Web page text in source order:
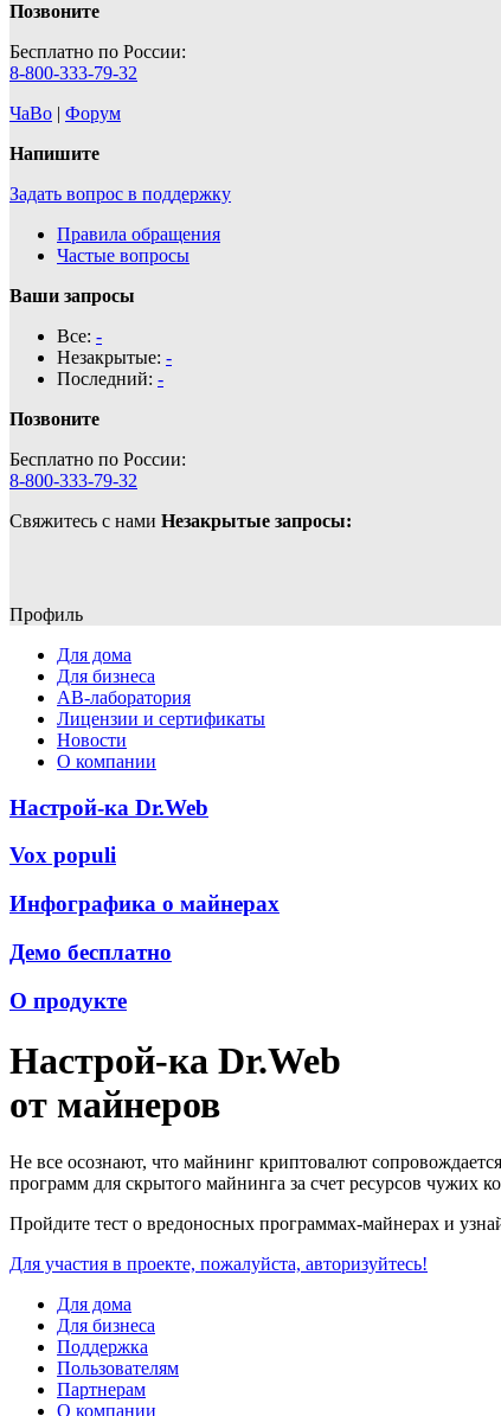
Позвоните
Бесплатно по России:
8-800-333-79-32
ЧаВо | Форум
Напишите
Задать вопрос в поддержку
Правила обращения
Частые вопросы
Ваши запросы
Все: -
Незакрытые: -
Последний: -
Позвоните
Бесплатно по России:
8-800-333-79-32
Свяжитесь с нами Незакрытые запросы:
Профиль
Для дома
Для бизнеса
АВ-лаборатория
Лицензии и сертификаты
Новости
О компании
Настрой-ка Dr.Web
Vox populi
Инфографика о майнерах
Демо бесплатно
О продукте
Настрой-ка Dr.Web
от майнеров
Не все осознают, что майнинг криптовалют
программ для скрытого майнинга за счет ресурсов чужих
Пройдите тест о вредоносных программах-майнерах и
Для участия в проекте, пожалуйста, авторизуйтесь!
Для дома
Для бизнеса
Поддержка
Пользователям
Партнерам
О компании